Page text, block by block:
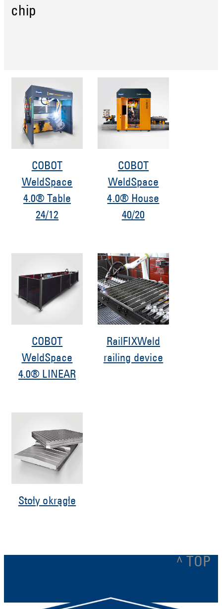
chip
COBOT
WeldSpace
4.0® Table
24/12
COBOT
WeldSpace
4.0® House
40/20
COBOT
WeldSpace
4.0® LINEAR
RailFIXWeld
railing device
Stoły okrągłe
^ TOP